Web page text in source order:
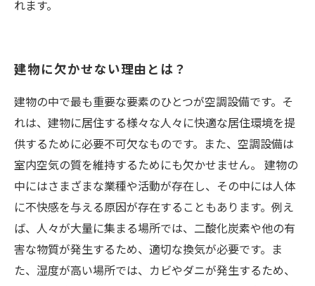
れます。
建物に欠かせない理由とは？
建物の中で最も重要な要素のひとつが空調設備です。そ
れは、建物に居住する様々な人々に快適な居住環境を提
供するために必要不可欠なものです。また、空調設備は
室内空気の質を維持するためにも欠かせません。 建物の
中にはさまざまな業種や活動が存在し、その中には人体
に不快感を与える原因が存在することもあります。例え
ば、人々が大量に集まる場所では、二酸化炭素や他の有
害な物質が発生するため、適切な換気が必要です。ま
た、湿度が高い場所では、カビやダニが発生するため、